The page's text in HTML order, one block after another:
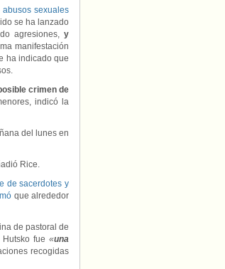
sexuales
se ha lanzado
agresiones, y
manifestación
ha indicado que
crimen de
indicó la
del lunes en
Rice.
de sacerdotes y
que alrededor
de pastoral de
fue «una
recogidas